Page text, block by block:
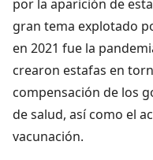
por la aparición de
gran tema explotado
en 2021 fue la
crearon estafas en
compensación de los
de salud, así como el
vacunación.